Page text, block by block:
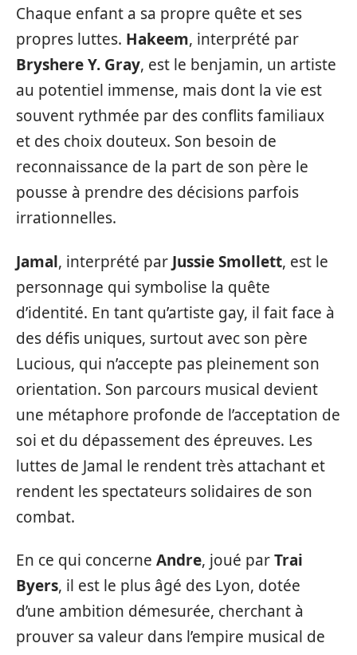
Chaque enfant a sa propre quête et ses
propres luttes. Hakeem, interprété par
Bryshere Y. Gray, est le benjamin, un artiste
au potentiel immense, mais dont la vie est
souvent rythmée par des conflits familiaux
et des choix douteux. Son besoin de
reconnaissance de la part de son père le
pousse à prendre des décisions parfois
irrationnelles.
Jamal, interprété par Jussie Smollett, est le
personnage qui symbolise la quête
d’identité. En tant qu’artiste gay, il fait face à
des défis uniques, surtout avec son père
Lucious, qui n’accepte pas pleinement son
orientation. Son parcours musical devient
une métaphore profonde de l’acceptation de
soi et du dépassement des épreuves. Les
luttes de Jamal le rendent très attachant et
rendent les spectateurs solidaires de son
combat.
En ce qui concerne Andre, joué parTrai
Byers, il est le plus âgé des Lyon, dotée
d’une ambition démesurée, cherchant à
prouver sa valeur dans l’empire musical de